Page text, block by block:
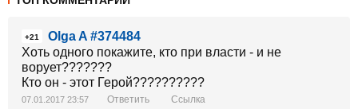
+21
Olga A #374484
Хоть одного покажите, кто при власти - и не
ворует???????
Кто он - этот Герой??????????
07.01.2017 23:57 Ответить Ссылка